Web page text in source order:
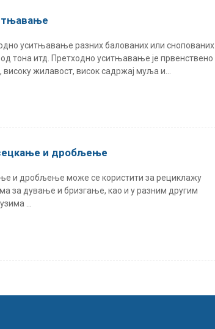
уситњавање разних балованих или снопованих
тона итд. Претходно уситњавање је првенствено
жилавост, висок садржај муља и...
и дробљење
и дробљење може се користити за рециклажу
за дување и бризгање, као и у разним другим
...